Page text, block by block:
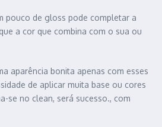
pouco de gloss pode completar a
a cor que combina com o sua ou
aparência bonita apenas com esses
de aplicar muita base ou cores
se no clean, será sucesso., com